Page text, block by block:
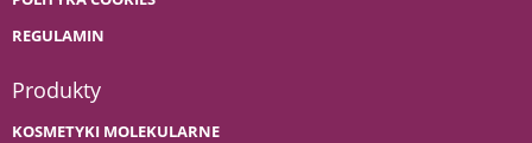
REGULAMIN
Produkty
KOSMETYKI MOLEKULARNE